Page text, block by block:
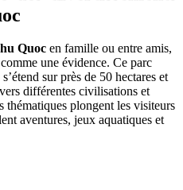
Quoc en famille ou entre amis,
une évidence. Ce parc
sur près de 50 hectares et
différentes civilisations et
thématiques plongent les visiteurs
aventures, jeux aquatiques et